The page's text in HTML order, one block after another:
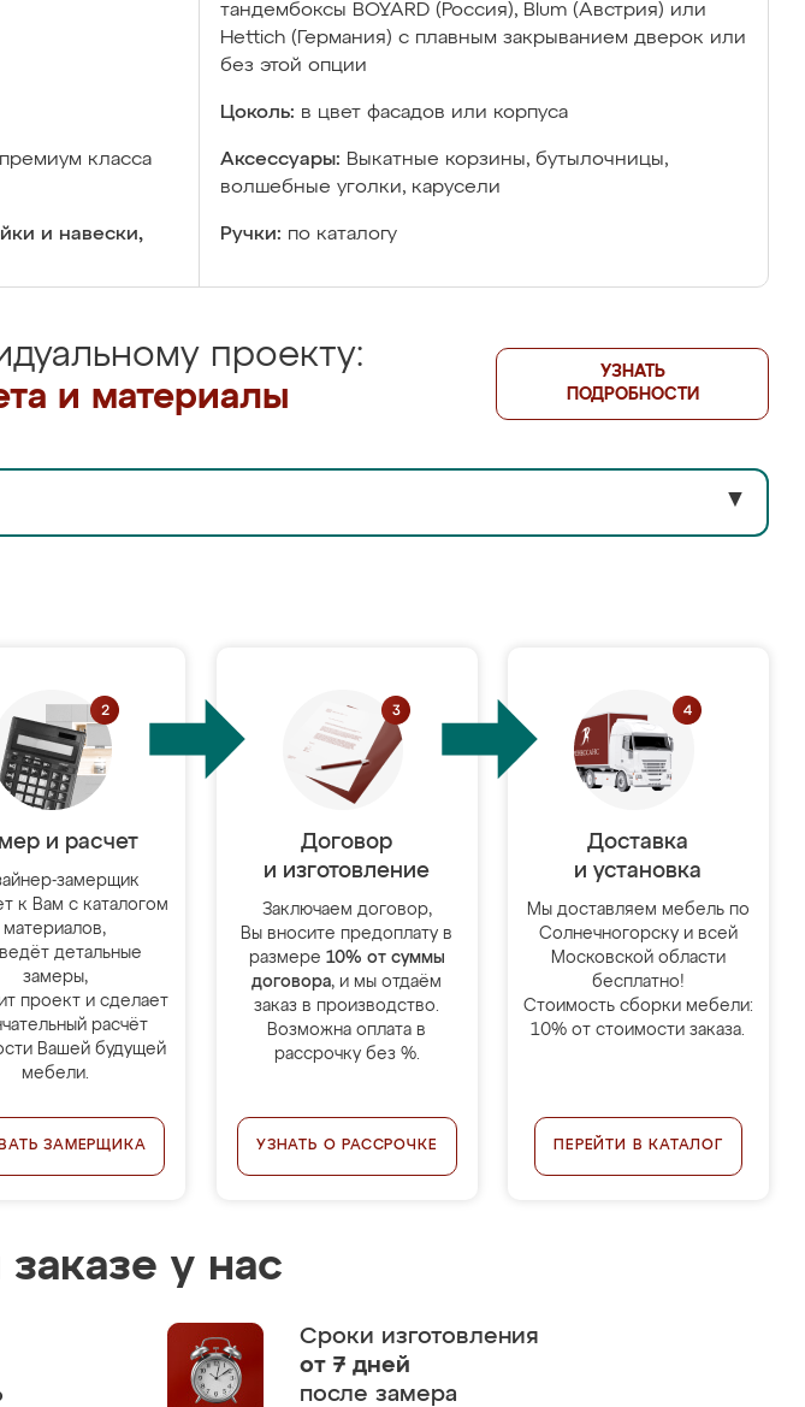
тандембоксы BOYARD (Россия), Blum (Австрия) или
Hettich (Германия) с плавным закрыванием дверок или
без этой опции
Цоколь: в цвет фасадов или корпуса
класса
Аксессуары: Выкатные корзины, бутылочницы,
волшебные уголки, карусели
и навески,
Ручки: по каталогу
проекту:
и материалы
УЗНАТЬ
ПОДРОБНОСТИ
▼
и расчет
замерщик
к Вам с каталогом
материалов,
детальные
замеры,
проект и сделает
расчёт
Вашей будущей
мебели.
ЗАМЕРЩИКА
Договор
и изготовление
Заключаем договор,
Вы вносите предоплату в
размере 10% от суммы
договора, и мы отдаём
заказ в производство.
Возможна оплата в
рассрочку без %.
УЗНАТЬ О РАССРОЧКЕ
Доставка
и установка
Мы доставляем мебель по
Солнечногорску и всей
Московской области
бесплатно!
Стоимость сборки мебели:
10% от стоимости заказа.
ПЕРЕЙТИ В КАТАЛОГ
у нас
Сроки изготовления
от 7 дней
после замера